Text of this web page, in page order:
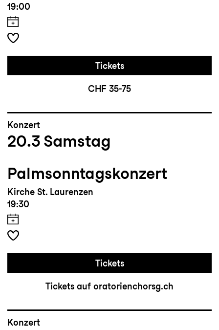
19:00
Tickets
CHF 35-75
Konzert
20.3 Samstag
Palmsonntagskonzert
Kirche St. Laurenzen
19:30
Tickets
Tickets auf oratorienchorsg.ch
Konzert